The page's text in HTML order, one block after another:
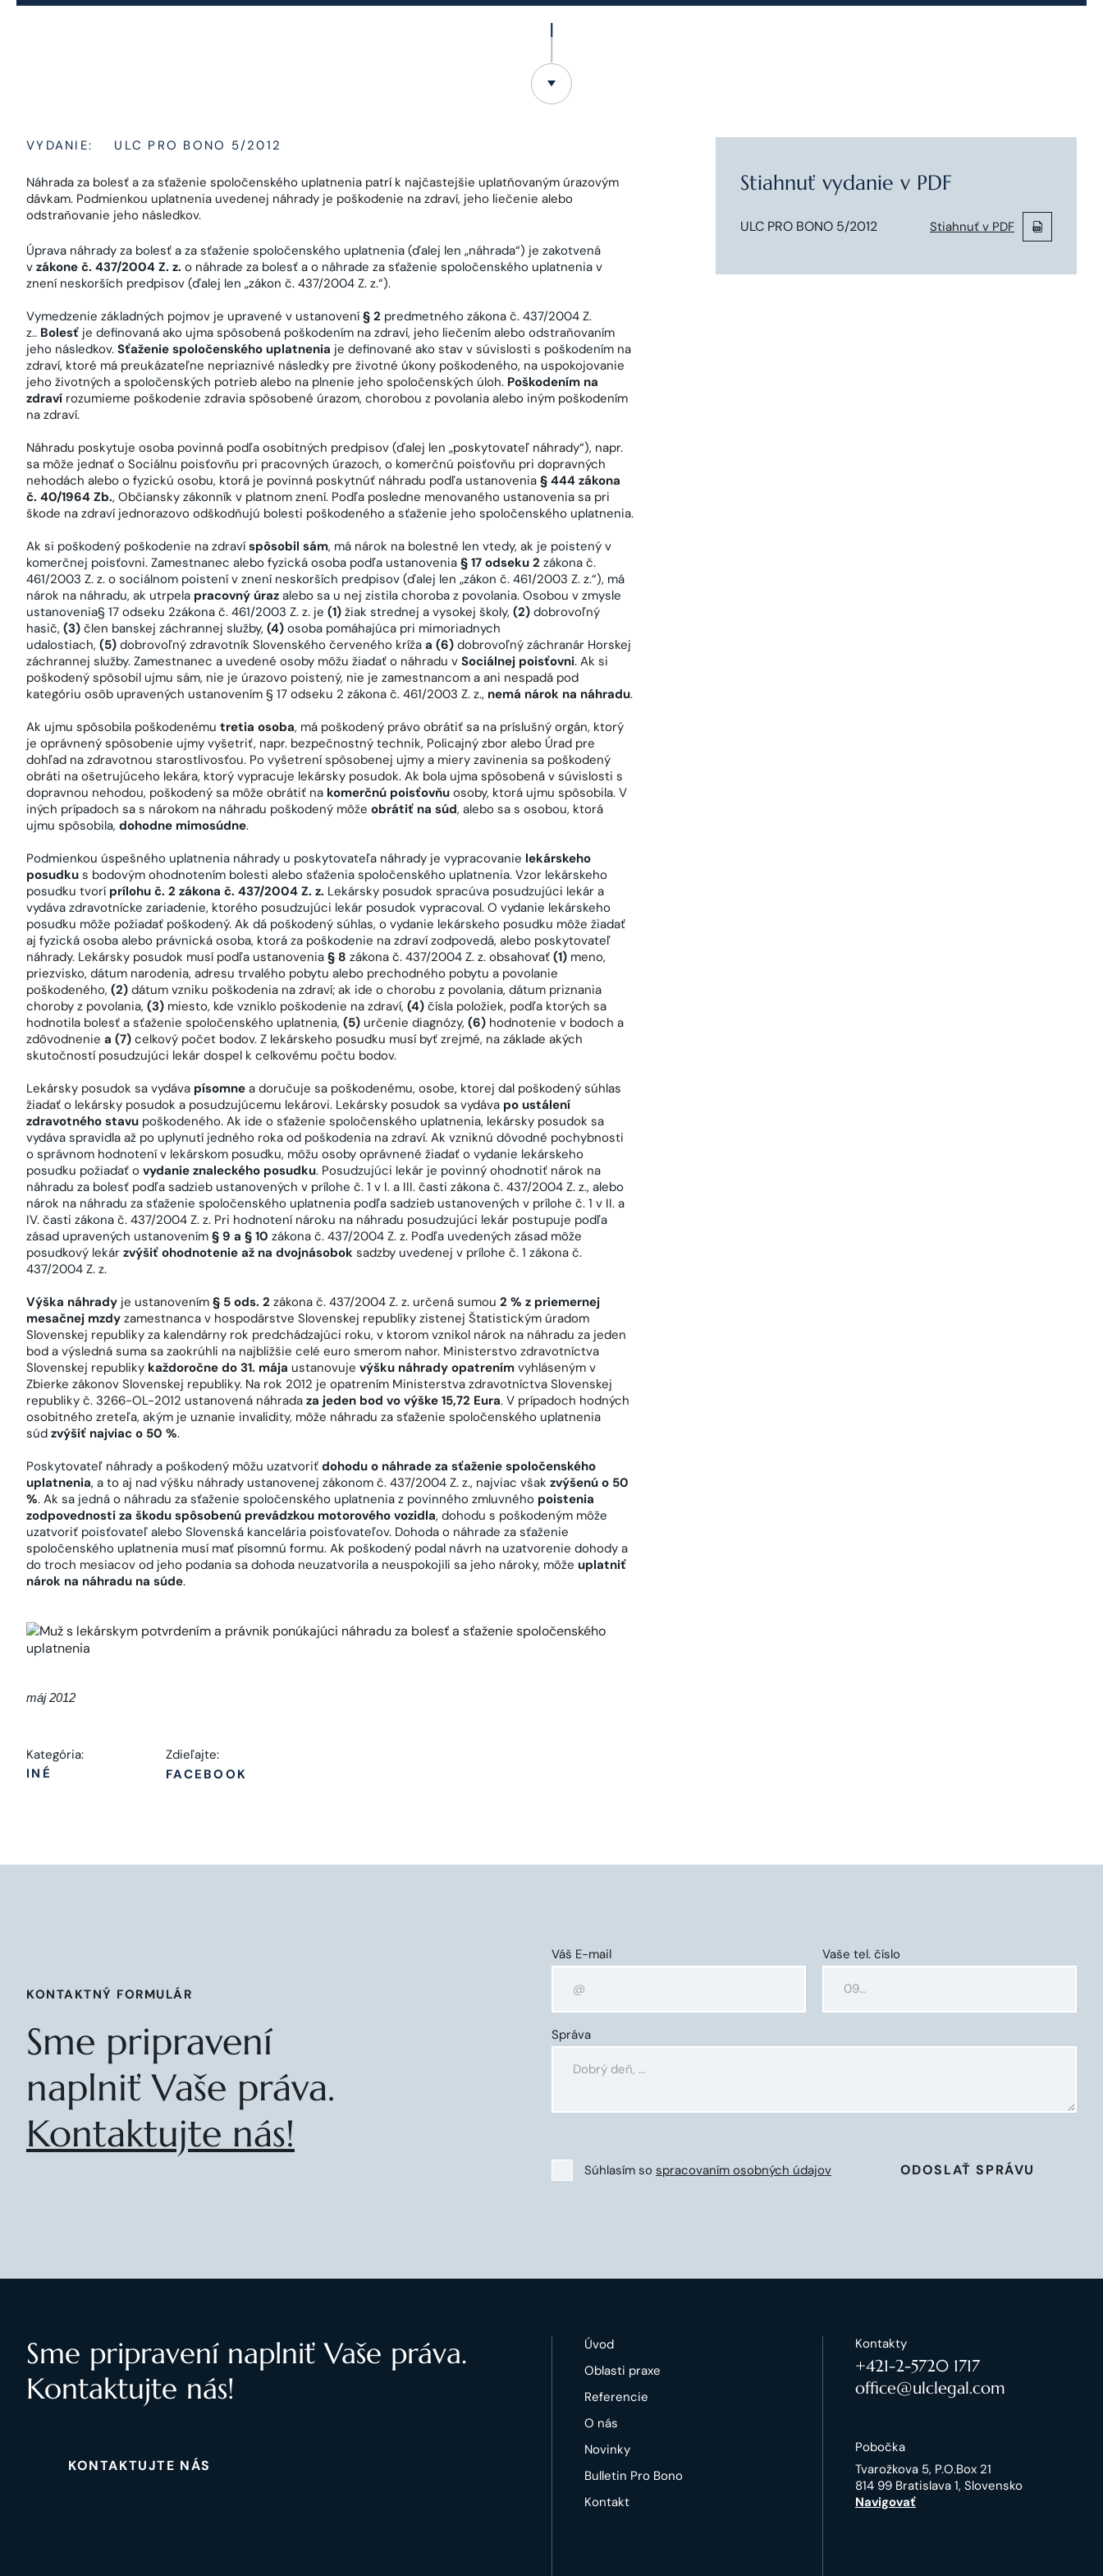
VYDANIE: ULC PRO BONO 5/2012
Náhrada za bolesť a za sťaženie spoločenského uplatnenia patrí k najčastejšie uplatňovaným úrazovým
dávkam. Podmienkou uplatnenia uvedenej náhrady je poškodenie na zdraví, jeho liečenie alebo
odstraňovanie jeho následkov.
Úprava náhrady za bolesť a za sťaženie spoločenského uplatnenia (ďalej len „náhrada“) je zakotvená
v zákone č. 437/2004 Z. z. o náhrade za bolesť a o náhrade za sťaženie spoločenského uplatnenia v
znení neskorších predpisov (ďalej len „zákon č. 437/2004 Z. z.“).
Vymedzenie základných pojmov je upravené v ustanovení§ 2 predmetného zákona č. 437/2004 Z.
z.. Bolesť je definovaná ako ujma spôsobená poškodením na zdraví, jeho liečením alebo odstraňovaním
jeho následkov. Sťaženie spoločenského uplatnenia je definované ako stav v súvislosti s poškodením na
zdraví, ktoré má preukázateľne nepriaznivé následky pre životné úkony poškodeného, na uspokojovanie
jeho životných a spoločenských potrieb alebo na plnenie jeho spoločenských úloh. Poškodením na
zdraví rozumieme poškodenie zdravia spôsobené úrazom, chorobou z povolania alebo iným poškodením
na zdraví.
Náhradu poskytuje osoba povinná podľa osobitných predpisov (ďalej len „poskytovateľ náhrady“), napr.
sa môže jednať o Sociálnu poisťovňu pri pracovných úrazoch, o komerčnú poisťovňu pri dopravných
nehodách alebo o fyzickú osobu, ktorá je povinná poskytnúť náhradu podľa ustanovenia § 444 zákona
č. 40/1964 Zb., Občiansky zákonník v platnom znení. Podľa posledne menovaného ustanovenia sa pri
škode na zdraví jednorazovo odškodňujú bolesti poškodeného a sťaženie jeho spoločenského uplatnenia.
Ak si poškodený poškodenie na zdravíspôsobil sám, má nárok na bolestné len vtedy, ak je poistený v
komerčnej poisťovni. Zamestnanec alebo fyzická osoba podľa ustanovenia § 17 odseku 2 zákona č.
461/2003 Z. z. o sociálnom poistení v znení neskorších predpisov (ďalej len „zákon č. 461/2003 Z. z.“), má
nárok na náhradu, ak utrpela pracovný úraz alebo sa u nej zistila choroba z povolania. Osobou v zmysle
ustanovenia§ 17 odseku 2zákona č. 461/2003 Z. z. je (1) žiak strednej a vysokej školy, (2) dobrovoľný
hasič, (3) člen banskej záchrannej služby, (4) osoba pomáhajúca pri mimoriadnych
udalostiach, (5) dobrovoľný zdravotník Slovenského červeného kríža a (6) dobrovoľný záchranár Horskej
záchrannej služby. Zamestnanec a uvedené osoby môžu žiadať o náhradu v Sociálnej poisťovni. Ak si
poškodený spôsobil ujmu sám, nie je úrazovo poistený, nie je zamestnancom a ani nespadá pod
kategóriu osôb upravených ustanovením § 17 odseku 2 zákona č. 461/2003 Z. z., nemá nárok na náhradu.
Ak ujmu spôsobila poškodenému tretia osoba, má poškodený právo obrátiť sa na príslušný orgán, ktorý
je oprávnený spôsobenie ujmy vyšetriť, napr. bezpečnostný technik, Policajný zbor alebo Úrad pre
dohľad na zdravotnou starostlivosťou. Po vyšetrení spôsobenej ujmy a miery zavinenia sa poškodený
obráti na ošetrujúceho lekára, ktorý vypracuje lekársky posudok. Ak bola ujma spôsobená v súvislosti s
dopravnou nehodou, poškodený sa môže obrátiť na komerčnú poisťovňu osoby, ktorá ujmu spôsobila. V
iných prípadoch sa s nárokom na náhradu poškodený môže obrátiť na súd, alebo sa s osobou, ktorá
ujmu spôsobila, dohodne mimosúdne.
Podmienkou úspešného uplatnenia náhrady u poskytovateľa náhrady je vypracovanie lekárskeho
posudku s bodovým ohodnotením bolesti alebo sťaženia spoločenského uplatnenia. Vzor lekárskeho
posudku tvorí prílohu č. 2 zákona č. 437/2004 Z. z. Lekársky posudok spracúva posudzujúci lekár a
vydáva zdravotnícke zariadenie, ktorého posudzujúci lekár posudok vypracoval. O vydanie lekárskeho
posudku môže požiadať poškodený. Ak dá poškodený súhlas, o vydanie lekárskeho posudku môže žiadať
aj fyzická osoba alebo právnická osoba, ktorá za poškodenie na zdraví zodpovedá, alebo poskytovateľ
náhrady. Lekársky posudok musí podľa ustanovenia § 8 zákona č. 437/2004 Z. z. obsahovať (1) meno,
priezvisko, dátum narodenia, adresu trvalého pobytu alebo prechodného pobytu a povolanie
poškodeného, (2) dátum vzniku poškodenia na zdraví; ak ide o chorobu z povolania, dátum priznania
choroby z povolania, (3) miesto, kde vzniklo poškodenie na zdraví, (4) čísla položiek, podľa ktorých sa
hodnotila bolesť a sťaženie spoločenského uplatnenia, (5) určenie diagnózy, (6) hodnotenie v bodoch a
zdôvodnenie a (7) celkový počet bodov. Z lekárskeho posudku musí byť zrejmé, na základe akých
skutočností posudzujúci lekár dospel k celkovému počtu bodov.
Lekársky posudok sa vydáva písomne a doručuje sa poškodenému, osobe, ktorej dal poškodený súhlas
žiadať o lekársky posudok a posudzujúcemu lekárovi. Lekársky posudok sa vydáva po ustálení
zdravotného stavu poškodeného. Ak ide o sťaženie spoločenského uplatnenia, lekársky posudok sa
vydáva spravidla až po uplynutí jedného roka od poškodenia na zdraví. Ak vzniknú dôvodné pochybnosti
o správnom hodnotení v lekárskom posudku, môžu osoby oprávnené žiadať o vydanie lekárskeho
posudku požiadať o vydanie znaleckého posudku. Posudzujúci lekár je povinný ohodnotiť nárok na
náhradu za bolesť podľa sadzieb ustanovených v prílohe č. 1 v I. a III. časti zákona č. 437/2004 Z. z., alebo
nárok na náhradu za sťaženie spoločenského uplatnenia podľa sadzieb ustanovených v prílohe č. 1 v II. a
IV. časti zákona č. 437/2004 Z. z. Pri hodnotení nároku na náhradu posudzujúci lekár postupuje podľa
zásad upravených ustanovením § 9 a § 10 zákona č. 437/2004 Z. z. Podľa uvedených zásad môže
posudkový lekár zvýšiť ohodnotenie až na dvojnásobok sadzby uvedenej v prílohe č. 1 zákona č.
437/2004 Z. z.
Výška náhrady je ustanovením § 5 ods. 2 zákona č. 437/2004 Z. z. určená sumou 2 % z priemernej
mesačnej mzdy zamestnanca v hospodárstve Slovenskej republiky zistenej Štatistickým úradom
Slovenskej republiky za kalendárny rok predchádzajúci roku, v ktorom vznikol nárok na náhradu za jeden
bod a výsledná suma sa zaokrúhli na najbližšie celé euro smerom nahor. Ministerstvo zdravotníctva
Slovenskej republiky každoročne do 31. mája ustanovuje výšku náhrady opatrením vyhláseným v
Zbierke zákonov Slovenskej republiky. Na rok 2012 je opatrením Ministerstva zdravotníctva Slovenskej
republiky č. 3266-OL-2012 ustanovená náhrada za jeden bod vo výške 15,72 Eura. V prípadoch hodných
osobitného zreteľa, akým je uznanie invalidity, môže náhradu za sťaženie spoločenského uplatnenia
súd zvýšiť najviac o 50 %.
Poskytovateľ náhrady a poškodený môžu uzatvoriť dohodu o náhrade za sťaženie spoločenského
uplatnenia, a to aj nad výšku náhrady ustanovenej zákonom č. 437/2004 Z. z., najviac však zvýšenú o 50
%. Ak sa jedná o náhradu za sťaženie spoločenského uplatnenia z povinného zmluvného poistenia
zodpovednosti za škodu spôsobenú prevádzkou motorového vozidla, dohodu s poškodeným môže
uzatvoriť poisťovateľ alebo Slovenská kancelária poisťovateľov. Dohoda o náhrade za sťaženie
spoločenského uplatnenia musí mať písomnú formu. Ak poškodený podal návrh na uzatvorenie dohody a
do troch mesiacov od jeho podania sa dohoda neuzatvorila a neuspokojili sa jeho nároky, môže uplatniť
nárok na náhradu na súde.
máj 2012
Kategória:
INÉ
Zdieľajte:
FACEBOOK
Stiahnuť vydanie v PDF
ULC PRO BONO 5/2012 Stiahnuť v PDF
KONTAKTNÝ FORMULÁR
Sme pripravení
naplniť Vaše práva.
Kontaktujte nás!
Váš E-mail Vaše tel. číslo
Správa
Súhlasím so spracovaním osobných údajov ODOSLAŤ SPRÁVU
Sme pripravení naplniť Vaše práva.
Kontaktujte nás!
KONTAKTUJTE NÁS
Úvod
Oblasti praxe
Referencie
O nás
Novinky
Bulletin Pro Bono
Kontakt
Kontakty
+421-2-5720 1717
office@ulclegal.com
Pobočka
Tvarožkova 5, P.O.Box 21
814 99 Bratislava 1, Slovensko
Navigovať